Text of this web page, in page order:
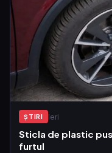
ŞTIRI Ieri
Sticla de plastic
furtul